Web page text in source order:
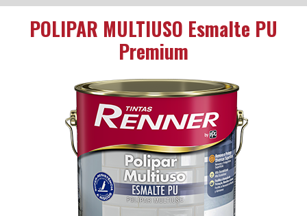
POLIPAR MULTIUSO Esmalte PU
Premium